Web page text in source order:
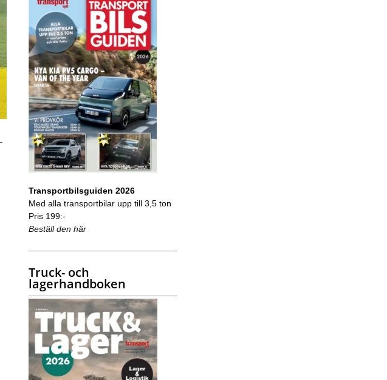
Transportbilsguiden 2026
Med alla transportbilar upp till 3,5 ton
Pris 199:-
Beställ den här
Truck- och
lagerhandboken